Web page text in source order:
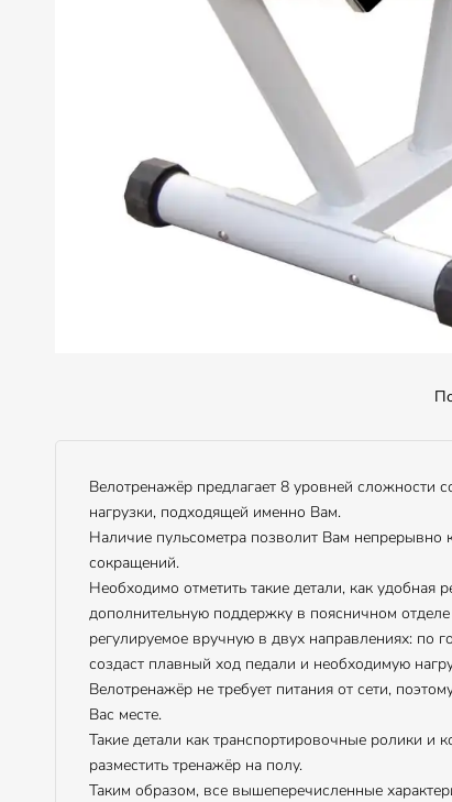
Велотренажёр предлагает 8 уровней сложности
нагрузки, подходящей именно Вам.
Наличие пульсометра позволит Вам непрерывно
сокращений.
Необходимо отметить такие детали, как удобная
дополнительную поддержку в поясничном
регулируемое вручную в двух направлениях: по
создаст плавный ход педали и необходимую
Велотренажёр не требует питания от сети,
Вас месте.
Такие детали как транспортировочные ролики и
разместить тренажёр на полу.
Таким образом, все вышеперечисленные